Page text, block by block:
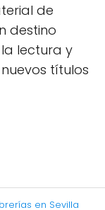
de
destino
lectura y
títulos
en Sevilla